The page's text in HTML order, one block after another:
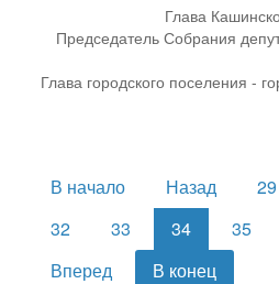
Глава
Председатель Собрания
Глава городского поселения -
В начало Назад 29
32
33 34 35
Вперед
В конец